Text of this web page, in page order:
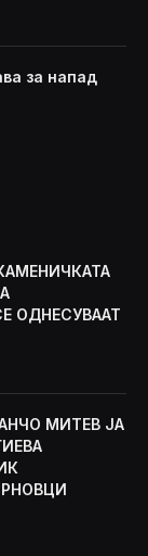
за напад
ОДНЕСУВААТ
МИТЕВ ЈА